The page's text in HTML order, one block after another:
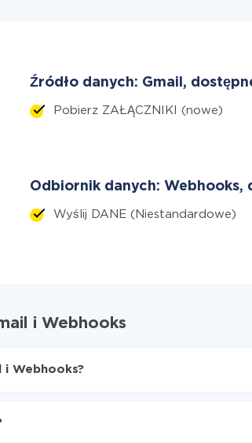
Źródło danych: Gmail,
Pobierz ZAŁĄCZNIKI (nowe)
Odbiornik danych: Webhooks,
Wyślij DANE (Niestandardowe)
i Webhooks
i Webhooks?